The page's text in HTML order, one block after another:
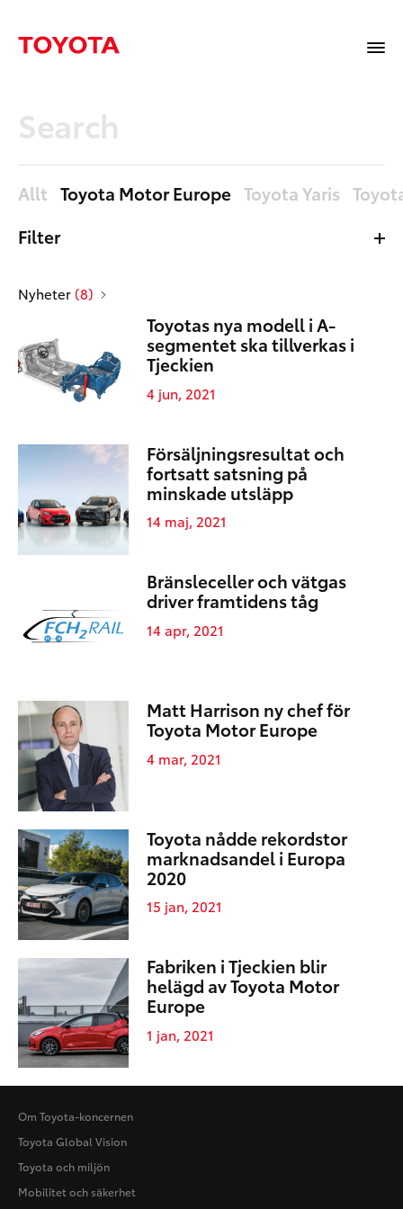
Allt Toyota Motor Europe Toyota Yaris
Filter
Nyheter
Sidor
Nyheter (8)
Toyotas nya modell i A-
segmentet ska tillverkas i
Tjeckien
4 jun, 2021
Försäljningsresultat och
fortsatt satsning på
minskade utsläpp
14 maj, 2021
Bränsleceller och vätgas
driver framtidens tåg
14 apr, 2021
Matt Harrison ny chef för
Toyota Motor Europe
4 mar, 2021
Toyota nådde rekordstor
marknadsandel i Europa
2020
15 jan, 2021
Fabriken i Tjeckien blir
helägd av Toyota Motor
Europe
1 jan, 2021
Om Toyota-koncernen
Toyota Global Vision
Toyota och miljön
Mobilitet och säkerhet